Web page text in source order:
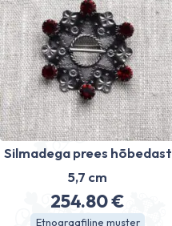
Silmadega prees hõbedast
5,7 cm
254.80€
Etnograafiline muster